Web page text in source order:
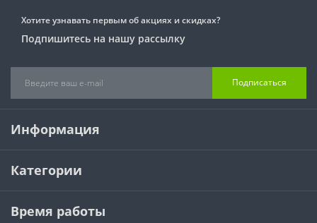
Хотите узнавать первым об акциях и скидках?
Подпишитесь на нашу рассылку
Подписаться
Информация
Категории
Время работы